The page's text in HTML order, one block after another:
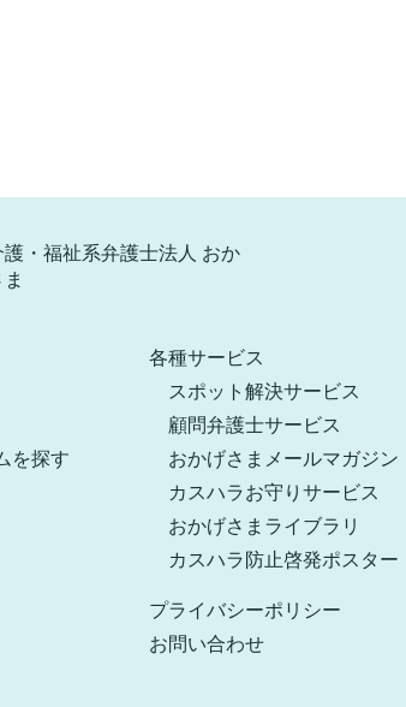
を探す
各種サービス
スポット解決サービス
顧問弁護士サービス
おかげさまメールマガジン
カスハラお守りサービス
おかげさまライブラリ
カスハラ防止啓発ポスター
プライバシーポリシー
お問い合わせ